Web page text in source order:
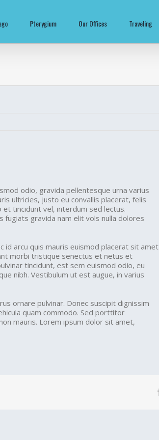
Pterygium Our Offices Traveling
odio, gravida pellentesque urna varius
ultricies, justo eu convallis placerat, felis
tincidunt vel, interdum sed lectus.
fugiats gravida nam elit vols nulla dolores
id arcu quis mauris euismod placerat sit amet
morbi tristique senectus et netus et
tincidunt, est sem euismod odio, eu
nibh. Vestibulum ut est augue, in varius
ornare pulvinar. Donec suscipit dignissim
quam commodo. Sed porttitor
mauris. Lorem ipsum dolor sit amet,